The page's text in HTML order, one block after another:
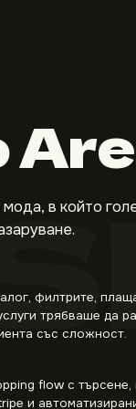
в който
филтрите,
трябваше да
със сложност.
flow с търсене,
и